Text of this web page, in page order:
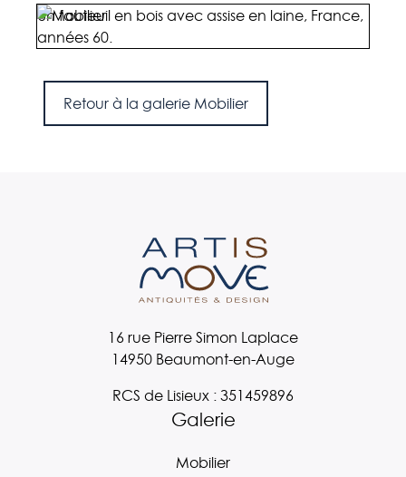
Un fauteuil en bois avec assise en laine, France,
années 60.
Retour à la galerie Mobilier
16 rue Pierre Simon Laplace
14950 Beaumont-en-Auge
RCS de Lisieux : 351459896
Galerie
Mobilier